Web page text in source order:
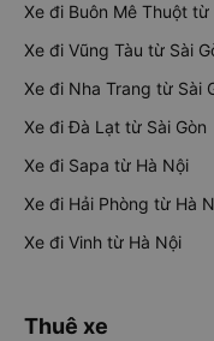
Xe đi Buôn Mê Thuột từ
Xe đi Vũng Tàu từ Sài
Xe đi Nha Trang từ Sài
Xe đi Đà Lạt từ Sài Gòn
Xe đi Sapa từ Hà Nội
Xe đi Hải Phòng từ Hà
Xe đi Vinh từ Hà Nội
Thuê xe